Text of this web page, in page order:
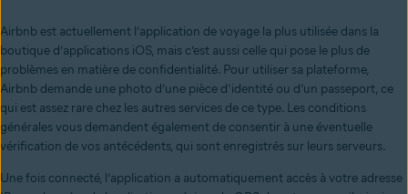
Airbnb est actuellement l’application de voyage la plus utilisée dans la
boutique d’applications iOS, mais c’est aussi celle qui pose le plus de
problèmes en matière de confidentialité. Pour utiliser sa plateforme,
Airbnb demande une photo d’une pièce d’identité ou d’un passeport, ce
qui est assez rare chez les autres services de ce type. Les conditions
générales vous demandent également de consentir à une éventuelle
vérification de vos antécédents, qui sont enregistrés sur leurs serveurs.
Une fois connecté, l’application a automatiquement accès à votre adresse